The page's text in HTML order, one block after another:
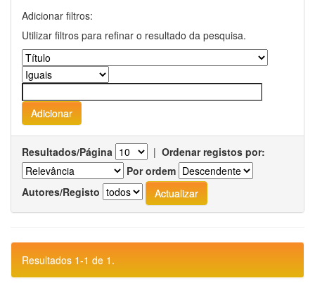
Adicionar filtros:
Utilizar filtros para refinar o resultado da pesquisa.
Resultados/Página | Ordenar registos por:
Por ordem
Autores/Registo
Resultados 1-1 de 1.